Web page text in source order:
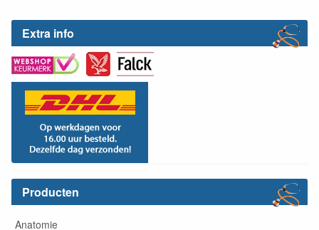
Extra info
Producten
Anatomie